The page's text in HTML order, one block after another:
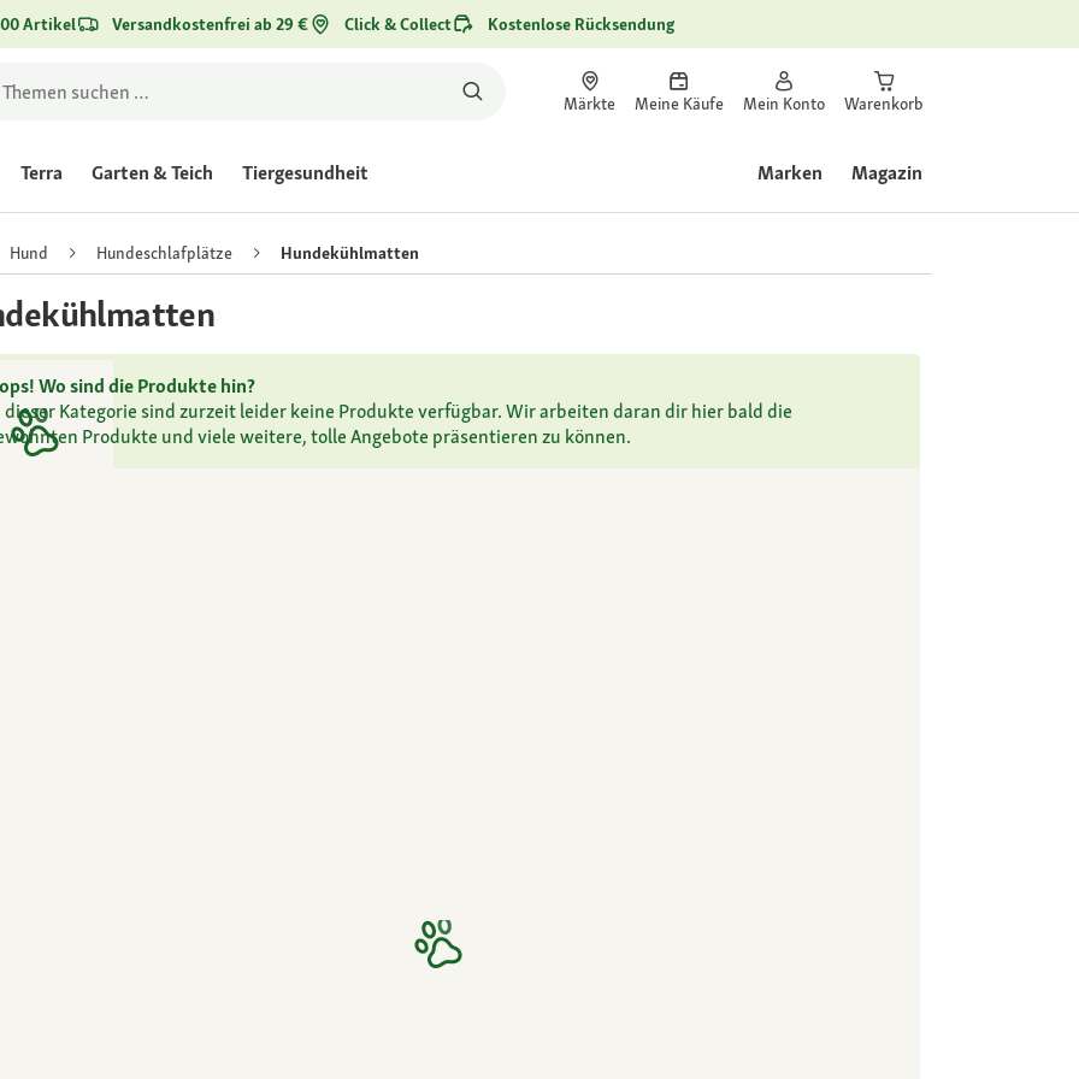
Artikel Versandkostenfrei ab 29 € Click & Collect Kostenlose Rücksendung
Märkte Meine Käufe Mein Konto Warenkorb
Terra Garten & Teich Tiergesundheit Marken Magazin
Hund Hundeschlafplätze Hundekühlmatten
Wo sind die Produkte hin?
dieser Kategorie sind zurzeit leider keine Produkte verfügbar. Wir arbeiten daran dir hier bald die
Produkte und viele weitere, tolle Angebote präsentieren zu können.